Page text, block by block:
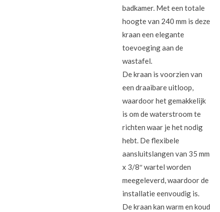
badkamer. Met een totale
hoogte van 240 mm is deze
kraan een elegante
toevoeging aan de
wastafel.
De kraan is voorzien van
een draaibare uitloop,
waardoor het gemakkelijk
is om de waterstroom te
richten waar je het nodig
hebt. De flexibele
aansluitslangen van 35 mm
x 3/8″ wartel worden
meegeleverd, waardoor de
installatie eenvoudig is.
De kraan kan warm en koud